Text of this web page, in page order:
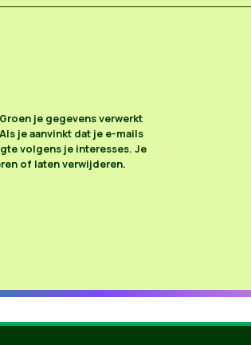
je gegevens verwerkt
je aanvinkt dat je e-mails
volgens je interesses. Je
of laten verwijderen.